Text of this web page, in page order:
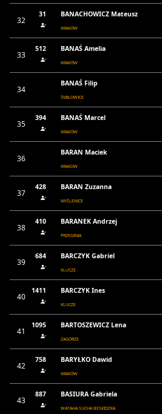
32
31 BANACHOWICZ Mateusz
KRAKÓW
33
512 BANAŚ Amelia
KRAKÓW
34
BANAŚ Filip
ŚMIŁOWICE
35
394 BANAŚ Marcel
KRAKÓW
36
BARAN Maciek
KRAKOW
37
428 BARAN Zuzanna
MYŚLENICE
38
410 BARANEK Andrzej
PRZEGINIA
39
684 BARCZYK Gabriel
KLUCZE
40
1411 BARCZYK Ines
KLUCZE
41
1095 BARTOSZEWICZ Lena
ZAGÓRZE
42
758 BARYŁKO Dawid
KRAKÓW
43
887 BASIURA Gabriela
WATAHA SUCHA BESKIDZKA